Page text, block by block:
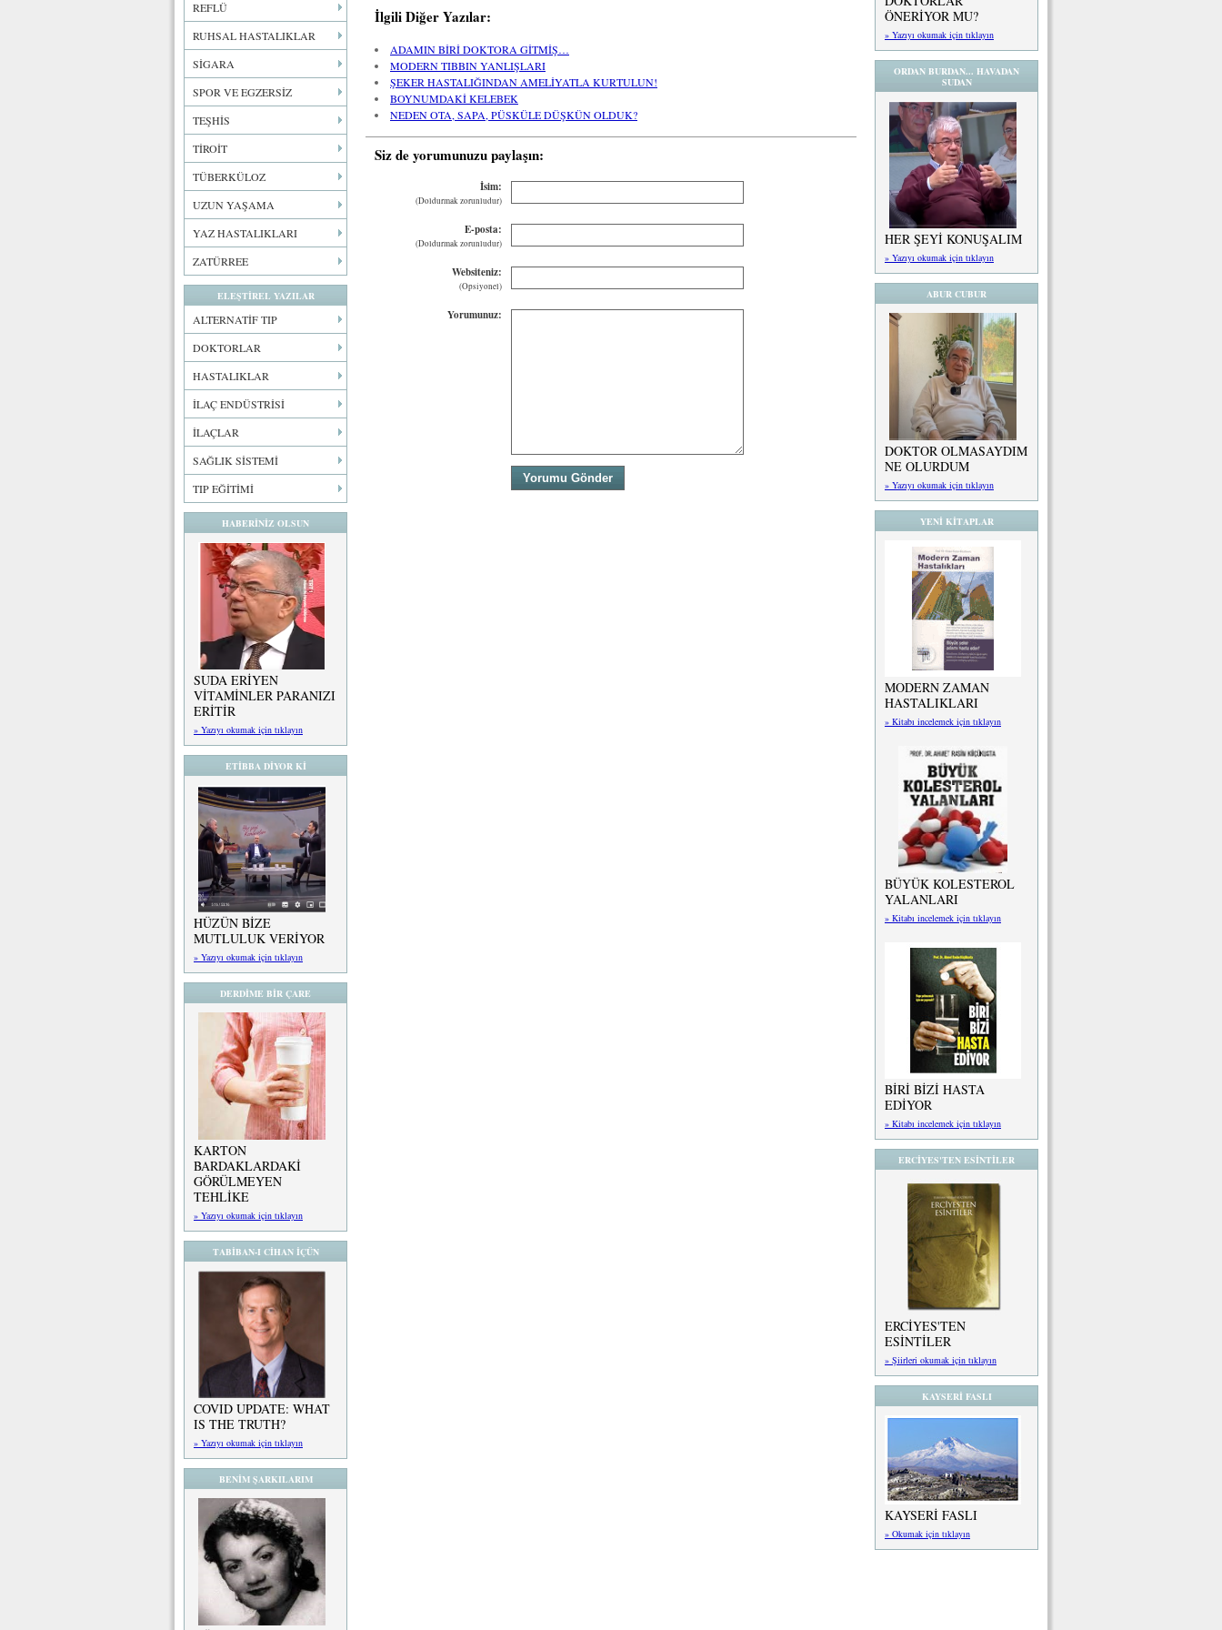
REFLÜ
RUHSAL HASTALIKLAR
SİGARA
SPOR VE EGZERSİZ
TEŞHİS
TİROİT
TÜBERKÜLOZ
UZUN YAŞAMA
YAZ HASTALIKLARI
ZATÜRREE
ELEŞTİREL YAZILAR
ALTERNATİF TIP
DOKTORLAR
HASTALIKLAR
İLAÇ ENDÜSTRİSİ
İLAÇLAR
SAĞLIK SİSTEMİ
TIP EĞİTİMİ
HABERİNİZ OLSUN
SUDA ERİYEN
VİTAMİNLER PARANIZI
ERİTİR
» Yazıyı okumak için tıklayın
ETİBBA DİYOR Kİ
HÜZÜN BİZE
MUTLULUK VERİYOR
» Yazıyı okumak için tıklayın
DERDİME BİR ÇARE
KARTON
BARDAKLARDAKİ
GÖRÜLMEYEN
TEHLİKE
» Yazıyı okumak için tıklayın
TABİBAN-I CİHAN İÇÜN
COVID UPDATE: WHAT
IS THE TRUTH?
» Yazıyı okumak için tıklayın
BENİM ŞARKILARIM
İlgili Diğer Yazılar:
ADAMIN BİRİ DOKTORA GİTMİŞ…
MODERN TIBBIN YANLIŞLARI
ŞEKER HASTALIĞINDAN AMELİYATLA KURTULUN!
BOYNUMDAKİ KELEBEK
NEDEN OTA, SAPA, PÜSKÜLE DÜŞKÜN OLDUK?
Siz de yorumunuzu paylaşın:
İsim:
(Doldurmak zorunludur)
E-posta:
(Doldurmak zorunludur)
Websiteniz:
(Opsiyonel)
Yorumunuz:
ÖNERİYOR MU?
» Yazıyı okumak için tıklayın
ORDAN BURDAN... HAVADAN
SUDAN
HER ŞEYİ KONUŞALIM
» Yazıyı okumak için tıklayın
ABUR CUBUR
DOKTOR OLMASAYDIM
NE OLURDUM
» Yazıyı okumak için tıklayın
YENİ KİTAPLAR
MODERN ZAMAN
HASTALIKLARI
» Kitabı incelemek için tıklayın
BÜYÜK KOLESTEROL
YALANLARI
» Kitabı incelemek için tıklayın
BİRİ BİZİ HASTA
EDİYOR
» Kitabı incelemek için tıklayın
ERCİYES'TEN ESİNTİLER
ERCİYES'TEN
ESİNTİLER
» Şiirleri okumak için tıklayın
KAYSERİ FASLI
KAYSERİ FASLI
» Okumak için tıklayın